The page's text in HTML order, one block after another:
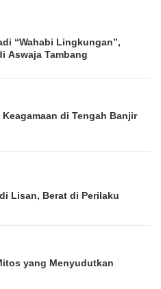
“Wahabi Lingkungan”,
Aswaja Tambang
di Tengah Banjir
Lisan, Berat di Perilaku
yang Menyudutkan